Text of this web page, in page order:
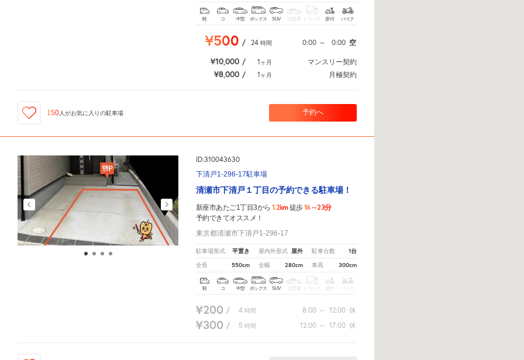
軽 コ 中型 ボックス SUV 大型車 トラック 原付 バイク
¥500 / 24 時間 0:00 ～ 0:00 空
¥10,000 / 1ヶ月 マンスリー契約
¥8,000 / 1ヶ月 月極契約
150 人がお気に入りの駐車場 予約へ
ID:310043630
下清戸1-296-17駐車場
清瀬市下清戸１丁目の予約できる駐車場！
新座市あたご1丁目3から 1.2km徒歩16～23分
予約できてオススメ！
東京都清瀬市下清戸1-296-17
駐車場形式 平置き 屋内外形式 屋外 駐車台数 1台
全長 550cm 全幅 280cm 車高 300cm
軽 コ 中型 ボックス SUV 大型車 トラック 原付 バイク
¥200 / 4 時間 8:00 ～ 12:00 休
¥300 / 5 時間 12:00 ～ 17:00 休